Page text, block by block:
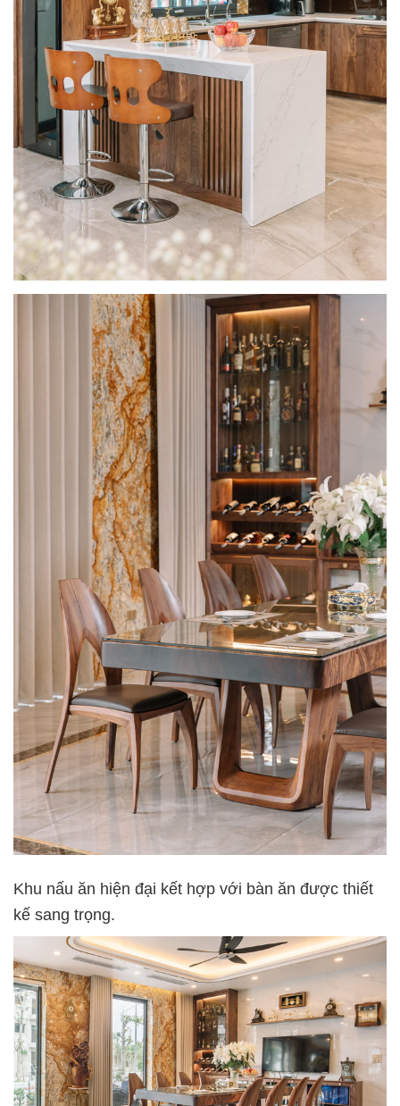
Khu nấu ăn hiện đại kết hợp với bàn ăn được thiết
kế sang trọng.